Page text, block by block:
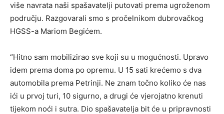
više navrata naši spašavatelji putovati prema ugroženom
području. Razgovarali smo s pročelnikom dubrovačkog
HGSS-a Mariom Begićem.
“Hitno sam mobilizirao sve koji su u mogućnosti. Upravo
idem prema doma po opremu. U 15 sati krećemo s dva
automobila prema Petrinji. Ne znam točno koliko će nas
ići u prvoj turi, 10 sigurno, a drugi će vjerojatno krenuti
tijekom noći i sutra. Dio spašavatelja bit će u pripravnosti